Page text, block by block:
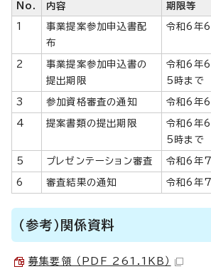
No. 内容 期限等
1
事業提案参加申込書配
布
令和6年6
2
事業提案参加申込書の
提出期限
令和6年6
5時まで
3 参加資格審査の通知 令和6年6
4 提案書類の提出期限
令和6年6
5時まで
5 プレゼンテーション審査 令和6年7
6 審査結果の通知 令和6年7
（参考）関係資料
募集要領 （PDF 261.1KB）